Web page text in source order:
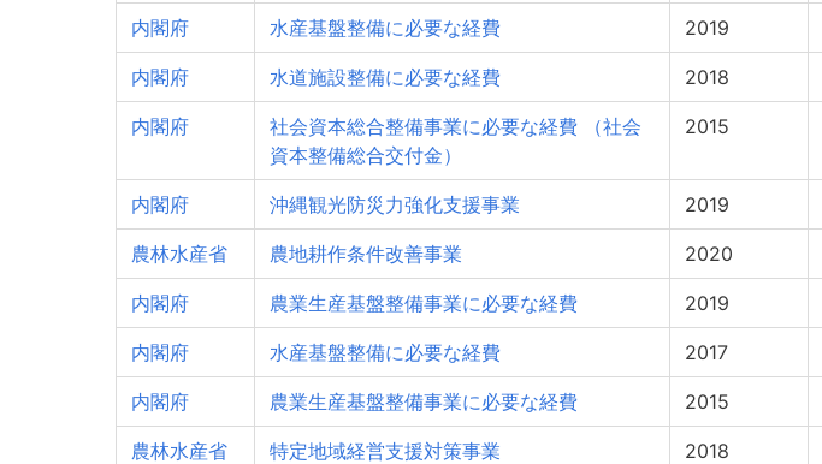
内閣府 水産基盤整備に必要な経費 2019
内閣府 水道施設整備に必要な経費 2018
内閣府
社会資本総合整備事業に必要な経費 （社会
資本整備総合交付金）
2015
内閣府 沖縄観光防災力強化支援事業 2019
農林水産省 農地耕作条件改善事業 2020
内閣府 農業生産基盤整備事業に必要な経費 2019
内閣府 水産基盤整備に必要な経費 2017
内閣府 農業生産基盤整備事業に必要な経費 2015
農林水産省 特定地域経営支援対策事業 2018